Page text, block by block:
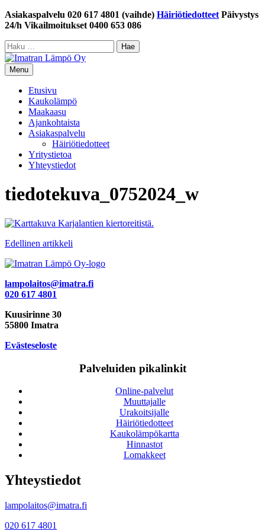
Siirry
sisältöön
Asiakaspalvelu 020 617 4801 (vaihde) Häiriötiedotteet Päivystys
24/h Vikailmoitukset 0400 653 086
Haku:
Menu
Etusivu
Kaukolämpö
Maakaasu
Ajankohtaista
Asiakaspalvelu
Häiriötiedotteet
Yritystietoa
Yhteystiedot
tiedotekuva_0752024_w
Artikkelien
selaus
Edellinen artikkeli
lampolaitos@imatra.fi
020 617 4801
Kuusirinne 30
55800 Imatra
Evästeseloste
Palveluiden pikalinkit
Online-palvelut
Muuttajalle
Urakoitsijalle
Häiriötiedotteet
Kaukolämpökartta
Hinnastot
Lomakkeet
Yhteystiedot
lampolaitos@imatra.fi
020 617 4801